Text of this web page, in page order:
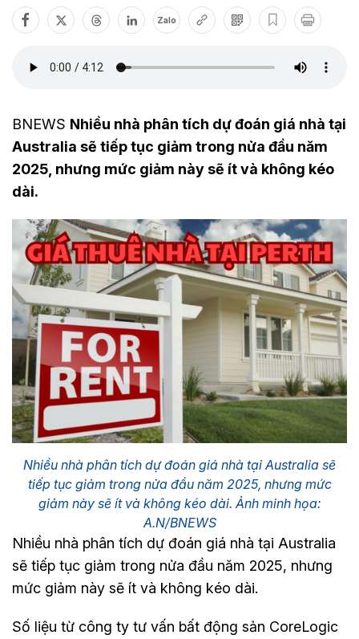
Zalo
BNEWS Nhiều nhà phân tích dự đoán giá nhà tại
Australia sẽ tiếp tục giảm trong nửa đầu năm
2025, nhưng mức giảm này sẽ ít và không kéo
dài.
Nhiều nhà phân tích dự đoán giá nhà tại Australia sẽ
tiếp tục giảm trong nửa đầu năm 2025, nhưng mức
giảm này sẽ ít và không kéo dài. Ảnh minh họa:
A.N/BNEWS
Nhiều nhà phân tích dự đoán giá nhà tại Australia
sẽ tiếp tục giảm trong nửa đầu năm 2025, nhưng
mức giảm này sẽ ít và không kéo dài.
Số liệu từ công ty tư vấn bất động sản CoreLogic